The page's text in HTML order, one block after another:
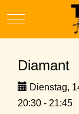
Mobile Menu
Diamant
Dienstag,
20:30 - 21:45